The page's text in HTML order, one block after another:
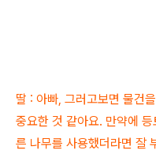
딸 : 아빠, 그러고보면 물건
중요한 것 같아요. 만약에
른 나무를 사용했더라면 잘